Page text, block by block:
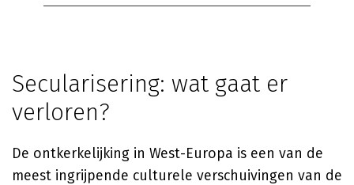
Secularisering: wat gaat er
verloren?
De ontkerkelijking in West-Europa is een van de
meest ingrijpende culturele verschuivingen van de